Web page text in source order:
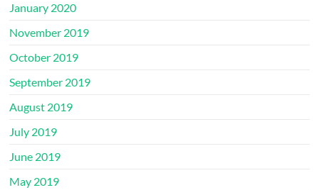
January 2020
November 2019
October 2019
September 2019
August 2019
July 2019
June 2019
May 2019